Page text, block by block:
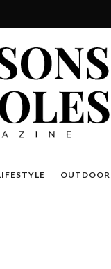
OUTDOOR